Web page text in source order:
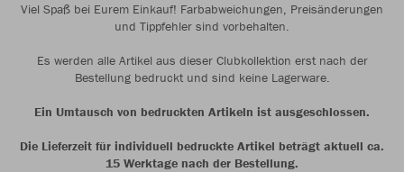
Viel Spaß bei Eurem Einkauf! Farbabweichungen, Preisänderungen
und Tippfehler sind vorbehalten.
Es werden alle Artikel aus dieser Clubkollektion erst nach der
Bestellung bedruckt und sind keine Lagerware.
Ein Umtausch von bedruckten Artikeln ist ausgeschlossen.
Die Lieferzeit für individuell bedruckte Artikel beträgt aktuell ca.
15 Werktage nach der Bestellung.